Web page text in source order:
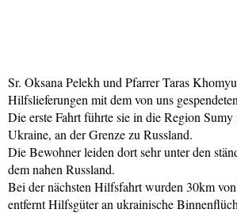
Sr. Oksana Pelekh und Pfarrer Taras
Hilfslieferungen mit dem von uns
Die erste Fahrt führte sie in die Region
Ukraine, an der Grenze zu Russland.
Die Bewohner leiden dort sehr unter den
dem nahen Russland.
Bei der nächsten Hilfsfahrt wurden 30km
entfernt Hilfsgüter an ukrainische